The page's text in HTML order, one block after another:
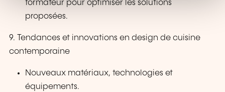
formateur pour optimiser les solutions
proposées.
9. Tendances et innovations en design de cuisine
contemporaine
Nouveaux matériaux, technologies et
équipements.